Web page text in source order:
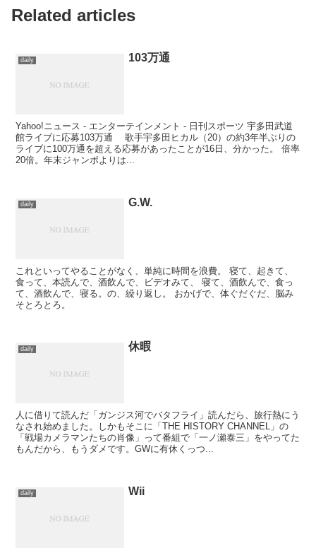
Related articles
daily 103万通
Yahoo!ニュース - エンターテインメント - 日刊スポーツ 宇多田武道
館ライブに応募103万通 歌手宇多田ヒカル（20）の約3年半ぶりの
ライブに100万通を超える応募があったことが16日、分かった。 倍率
20倍。年末ジャンボよりは...
daily G.W.
これといってやることがなく、単純に時間を浪費。 寝て、起きて、
食って、本読んで、酒飲んで、ビデオみて、 寝て、酒飲んで、食っ
て、酒飲んで、寝る。の、繰り返し。 おかげで、体ぐだぐだ、脳み
そとろとろ。
daily 休暇
人に借りて読んだ「ガンジス河でバタフライ」読んだら、旅行熱にう
なされ始めました。しかもそこに「THE HISTORY CHANNEL」の
「戦場カメラマンたちの肖像」って番組で「一ノ瀬泰三」をやってた
もんだから、もうダメです。GWに有休くっつ...
daily Wii